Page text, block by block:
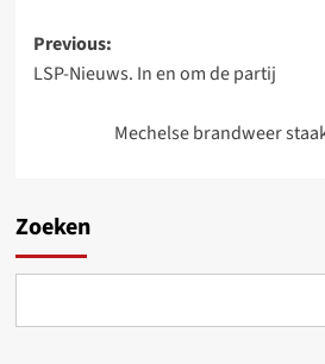
Post
navigation
Previous:
LSP-Nieuws. In en om de partij
Mechelse brandweer
Zoeken